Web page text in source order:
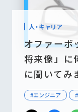
人・キャリア
オファーボ
将来像」に
に聞いてみ
#エンジニア